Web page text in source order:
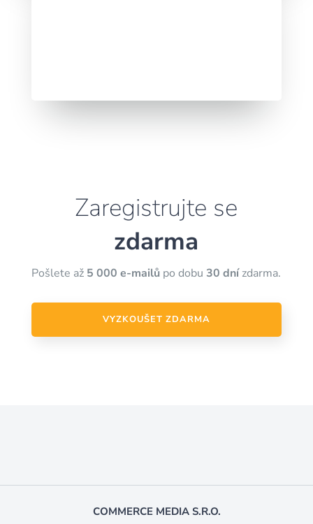
Zaregistrujte se
zdarma
Pošlete až 5 000 e-mailů po dobu 30 dnízdarma.
VYZKOUŠET ZDARMA
COMMERCE MEDIA S.R.O.